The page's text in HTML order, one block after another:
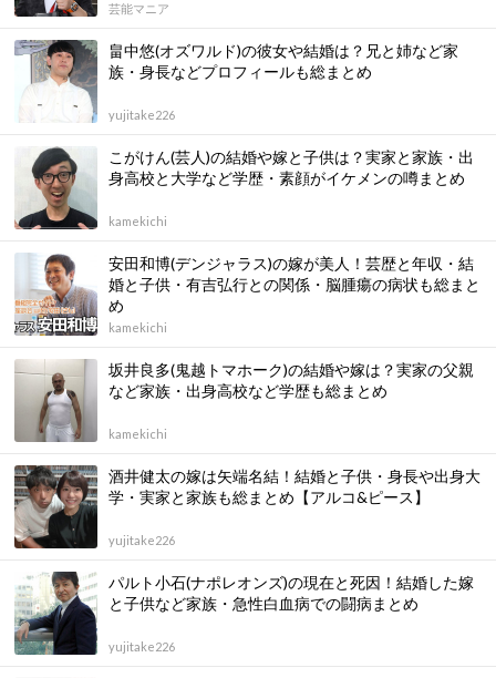
芸能マニア
畠中悠(オズワルド)の彼女や結婚は？兄と姉など家
族・身長などプロフィールも総まとめ
yujitake226
こがけん(芸人)の結婚や嫁と子供は？実家と家族・出
身高校と大学など学歴・素顔がイケメンの噂まとめ
kamekichi
安田和博(デンジャラス)の嫁が美人！芸歴と年収・結
婚と子供・有吉弘行との関係・脳腫瘍の病状も総まと
め
kamekichi
坂井良多(鬼越トマホーク)の結婚や嫁は？実家の父親
など家族・出身高校など学歴も総まとめ
kamekichi
酒井健太の嫁は矢端名結！結婚と子供・身長や出身大
学・実家と家族も総まとめ【アルコ&ピース】
yujitake226
パルト小石(ナポレオンズ)の現在と死因！結婚した嫁
と子供など家族・急性白血病での闘病まとめ
yujitake226